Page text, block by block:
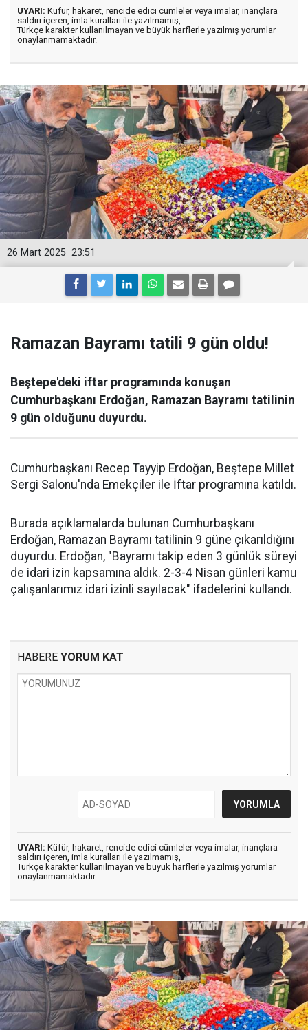
UYARI: Küfür, hakaret, rencide edici cümleler veya imalar, inançlara
saldırı içeren, imla kuralları ile yazılmamış,
Türkçe karakter kullanılmayan ve büyük harflerle yazılmış yorumlar
onaylanmamaktadır.
23:51
26 Mart 2025
Ramazan Bayramı tatili 9 gün oldu!
Beştepe'deki iftar programında konuşan
Cumhurbaşkanı Erdoğan, Ramazan Bayramı tatilinin
9 gün olduğunu duyurdu.
Cumhurbaşkanı Recep Tayyip Erdoğan, Beştepe Millet
Sergi Salonu'nda Emekçiler ile İftar programına katıldı.
Burada açıklamalarda bulunan Cumhurbaşkanı
Erdoğan, Ramazan Bayramı tatilinin 9 güne çıkarıldığını
duyurdu. Erdoğan, "Bayramı takip eden 3 günlük süreyi
de idari izin kapsamına aldık. 2-3-4 Nisan günleri kamu
çalışanlarımız idari izinli sayılacak" ifadelerini kullandı.
HABERE YORUM KAT
UYARI: Küfür, hakaret, rencide edici cümleler veya imalar, inançlara
saldırı içeren, imla kuralları ile yazılmamış,
Türkçe karakter kullanılmayan ve büyük harflerle yazılmış yorumlar
onaylanmamaktadır.